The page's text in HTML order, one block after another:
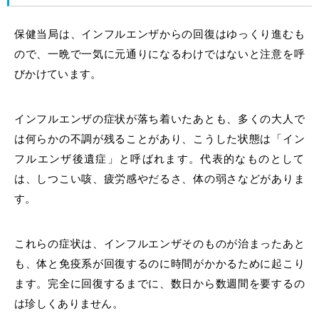
保健当局は、インフルエンザからの回復はゆっくり進むも
ので、一晩で一気に元通りになるわけではないと注意を呼
びかけています。
インフルエンザの症状が落ち着いたあとも、多くの大人で
は何らかの不調が残ることがあり、こうした状態は「イン
フルエンザ後遺症」と呼ばれます。代表的なものとして
は、しつこい咳、疲労感やだるさ、体の弱さなどがありま
す。
これらの症状は、インフルエンザそのものが治まったあと
も、体と免疫系が回復するのに時間がかかるために起こり
ます。完全に回復するまでに、数日から数週間を要するの
は珍しくありません。